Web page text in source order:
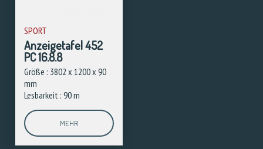
SPORT
Anzeigetafel 452
PC 16.8.8
Größe : 3802 x 1200 x 90
mm
Lesbarkeit : 90 m
MEHR